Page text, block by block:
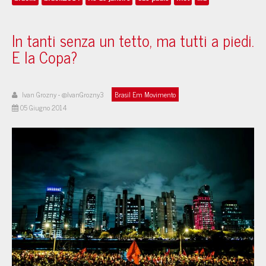
In tanti senza un tetto, ma tutti a piedi.
E la Copa?
Ivan Grozny - @IvanGrozny3
Brasil Em Movimento
05 Giugno 2014